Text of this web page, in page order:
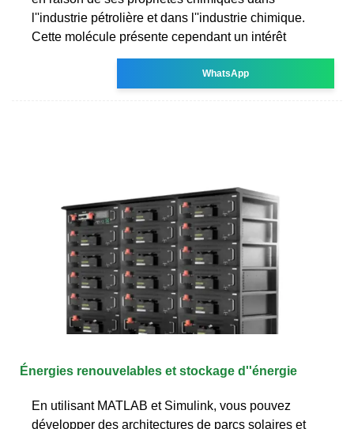
l''industrie pétrolière et dans l''industrie chimique.
Cette molécule présente cependant un intérêt
WhatsApp
Énergies renouvelables et stockage d''énergie
En utilisant MATLAB et Simulink, vous pouvez
développer des architectures de parcs solaires et